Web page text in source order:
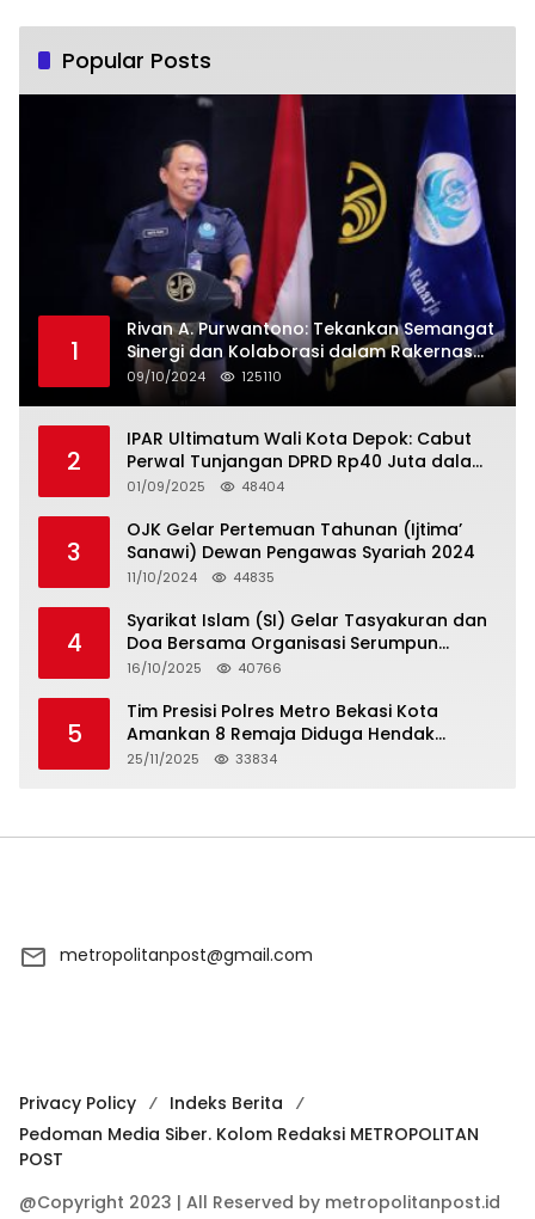
Emas 2045”
Popular Posts
1
Rivan A. Purwantono: Tekankan Semangat
Sinergi dan Kolaborasi dalam Rakernas
Serikat Pekerja Jasa Raharja
09/10/2024 125110
2
IPAR Ultimatum Wali Kota Depok: Cabut
Perwal Tunjangan DPRD Rp40 Juta dalam
5 Hari atau Hadapi Aksi Rakyat
01/09/2025 48404
3
OJK Gelar Pertemuan Tahunan (Ijtima’
Sanawi) Dewan Pengawas Syariah 2024
11/10/2024 44835
4
Syarikat Islam (SI) Gelar Tasyakuran dan
Doa Bersama Organisasi Serumpun
Syarikat Islam Doa
16/10/2025 40766
5
Tim Presisi Polres Metro Bekasi Kota
Amankan 8 Remaja Diduga Hendak
Tawuran
25/11/2025 33834
metropolitanpost@gmail.com
Privacy Policy
Indeks Berita
Pedoman Media Siber. Kolom Redaksi METROPOLITAN
POST
@Copyright 2023 | All Reserved by metropolitanpost.id